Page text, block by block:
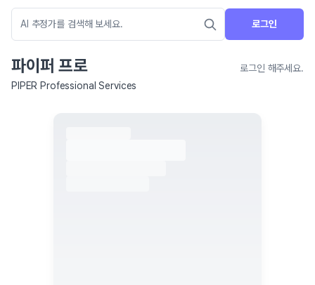
로그인
파이퍼 프로
로그인 해주세요.
PIPER Professional Services